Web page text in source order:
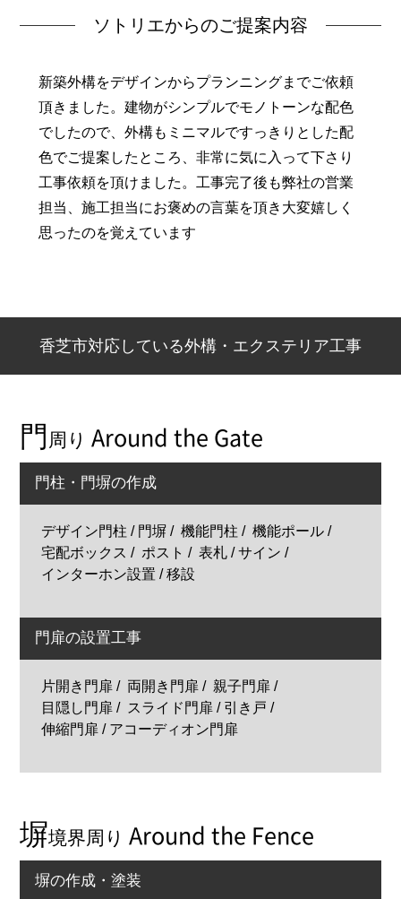
ソトリエからのご提案内容
新築外構をデザインからプランニングまでご依頼
頂きました。建物がシンプルでモノトーンな配色
でしたので、外構もミニマルですっきりとした配
色でご提案したところ、非常に気に入って下さり
工事依頼を頂けました。工事完了後も弊社の営業
担当、施工担当にお褒めの言葉を頂き大変嬉しく
思ったのを覚えています
香芝市対応している外構・エクステリア工事
門 周りAround the Gate
門柱・門塀の作成
デザイン門柱 / 門塀 機能門柱
機能ポール
宅配ボックス
ポスト
表札 / サイン
インターホン設置 / 移設
門扉の設置工事
片開き門扉 両開き門扉
親子門扉
目隠し門扉
スライド門扉 / 引き戸
伸縮門扉 / アコーディオン門扉
塀境界周りAround the Fence
塀の作成・塗装